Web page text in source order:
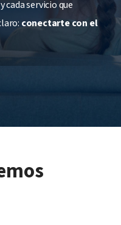
cada servicio que
conectarte con el